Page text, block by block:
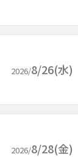
2026/8/26(水)
2026/8/28(金)